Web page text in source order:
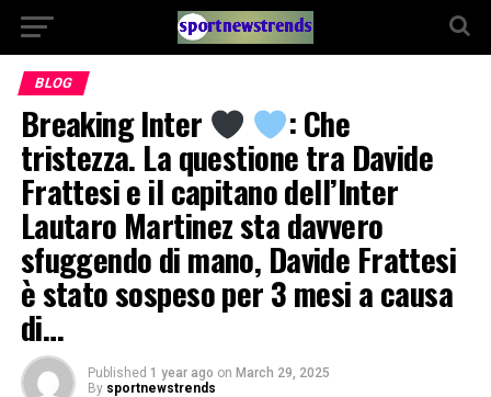
BLOG
Breaking Inter : Che
tristezza. La questione tra Davide
Frattesi e il capitano dell’Inter
Lautaro Martinez sta davvero
sfuggendo di mano, Davide Frattesi
è stato sospeso per 3 mesi a causa
di…
Published 1 year ago on March 29, 2025
By sportnewstrends